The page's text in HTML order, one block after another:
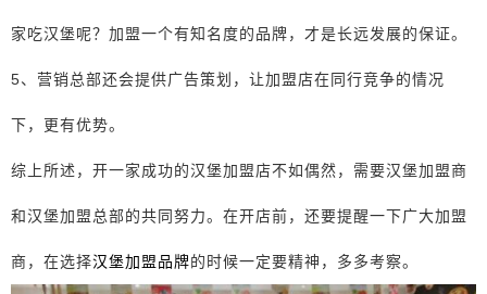
家吃汉堡呢？加盟一个有知名度的品牌，才是长远发展的保证。
5、营销总部还会提供广告策划，让加盟店在同行竞争的情况
下，更有优势。
综上所述，开一家成功的汉堡加盟店不如偶然，需要汉堡加盟商
和汉堡加盟总部的共同努力。在开店前，还要提醒一下广大加盟
商，在选择汉堡加盟品牌的时候一定要精神，多多考察。